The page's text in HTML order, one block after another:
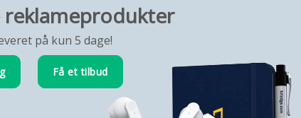
på kun 5 dage!
Få et tilbud